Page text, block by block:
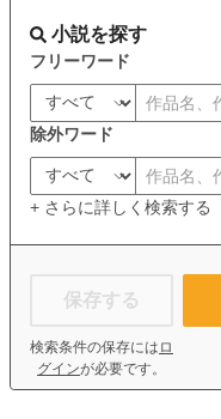
小説を探す
フリーワード
除外ワード
+ さらに詳しく検索する
保存する
検索条件の保存には ロ
グインが必要です。